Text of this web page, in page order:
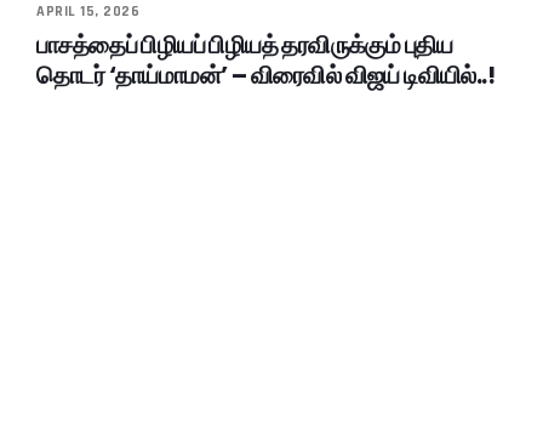
APRIL 15, 2026
பாசத்தைப் பிழியப் பிழியத் தரவிருக்கும் புதிய
தொடர் ‘தாய்மாமன்’ – விரைவில் விஜய் டிவியில்..!